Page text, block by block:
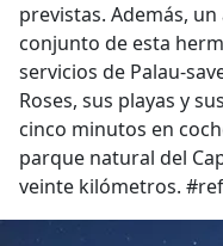
previstas. Además,
conjunto de esta
servicios de Palau-
Roses, sus playas y
cinco minutos en
parque natural del
veinte kilómetros.